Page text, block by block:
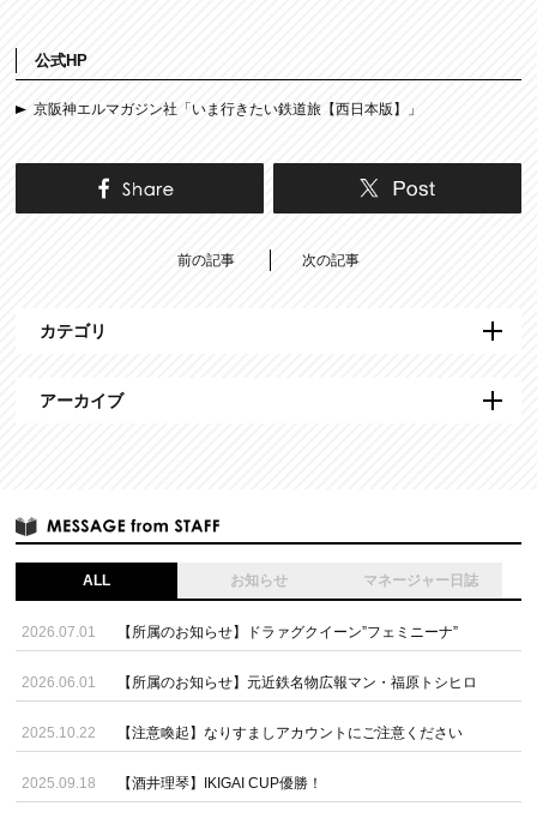
公式HP
京阪神エルマガジン社「いま行きたい鉄道旅【西日本版】」
前の記事 次の記事
カテゴリ
アーカイブ
ALL お知らせ マネージャー日誌
2026.07.01 【所属のお知らせ】ドラァグクイーン”フェミニーナ”
2026.06.01 【所属のお知らせ】元近鉄名物広報マン・福原トシヒロ
2025.10.22 【注意喚起】なりすましアカウントにご注意ください
2025.09.18 【酒井理琴】IKIGAI CUP優勝！